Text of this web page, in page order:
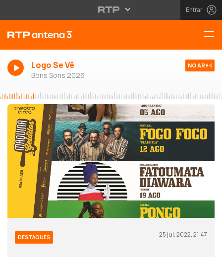
Entrar
Logo Se Vê
Bons Sons 2026
NO AR
DESTAQUES 25 jul, 2022, 21:47